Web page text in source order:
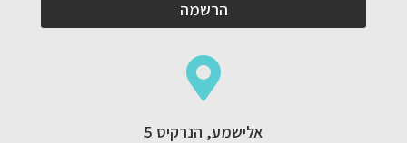
הרשמה
אלישמע, הנרקיס 5